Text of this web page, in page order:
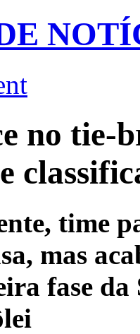
no tie-
time
mas
fase da